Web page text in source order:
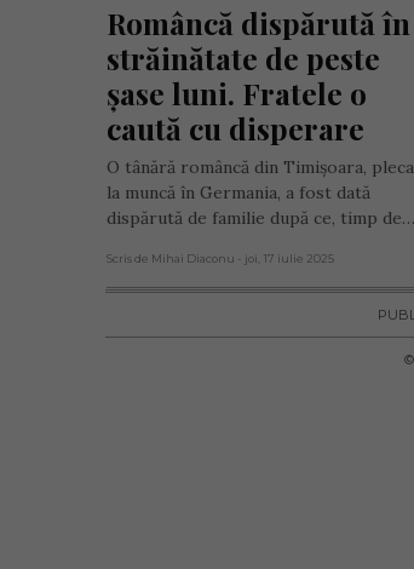
Româncă dispărută în
străinătate de peste
șase luni. Fratele o
caută cu disperare
O tânără româncă din Timișoara,
la muncă în Germania, a fost dată
dispărută de familie după ce, timp de…
Scris de Mihai Diaconu - joi, 17 iulie 2025